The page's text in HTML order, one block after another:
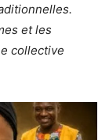
et les
collective